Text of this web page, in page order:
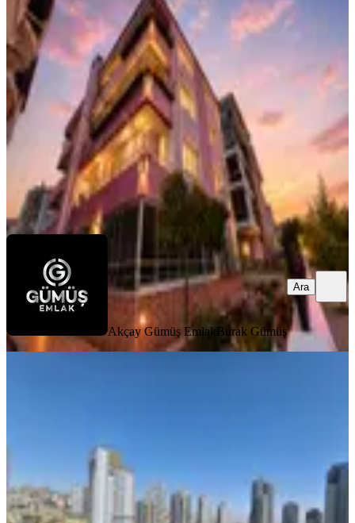
Kafe Mevki Full Eşyalı Ara Kat 2+1
Satılık Daire
Balıkesir, Edremit
2+1·100 m²·2. Kat·
3.495.000 ₺
Akçay Gümüş Emlak Burak Gümüş
Ara
Akçay Gümüş EmlakBurak Gümüş
Ara
2+1·
14.500.000 ₺